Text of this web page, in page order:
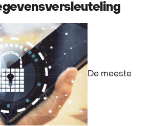
De meeste